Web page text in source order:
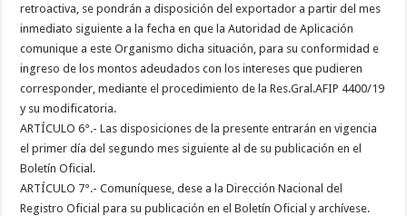
retroactiva, se pondrán a disposición del exportador a partir del mes
inmediato siguiente a la fecha en que la Autoridad de Aplicación
comunique a este Organismo dicha situación, para su conformidad e
ingreso de los montos adeudados con los intereses que pudieren
corresponder, mediante el procedimiento de la Res.Gral.AFIP 4400/19
y su modificatoria.
ARTÍCULO 6°.- Las disposiciones de la presente entrarán en vigencia
el primer día del segundo mes siguiente al de su publicación en el
Boletín Oficial.
ARTÍCULO 7°.- Comuníquese, dese a la Dirección Nacional del
Registro Oficial para su publicación en el Boletín Oficial y archívese.